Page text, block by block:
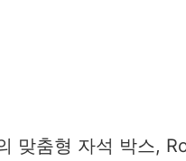
맞춤형 자석 박스,